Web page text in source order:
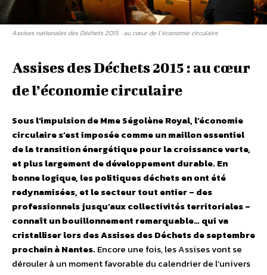
Assises nationales des Déchets 2015 : au cœur de l’économie circulaire
Assises des Déchets 2015 : au cœur
de l’économie circulaire
Sous l’impulsion de Mme Ségolène Royal, l’économie
circulaire s’est imposée comme un maillon essentiel
de la transition énergétique pour la croissance verte,
et plus largement de développement durable. En
bonne logique, les politiques déchets en ont été
redynamisées, et le secteur tout entier – des
professionnels jusqu’aux collectivités territoriales –
connaît un bouillonnement remarquable… qui va
cristalliser lors des Assises des Déchets de septembre
prochain à Nantes.Encore une fois, les Assises vont se
dérouler à un moment favorable du calendrier de l’univers